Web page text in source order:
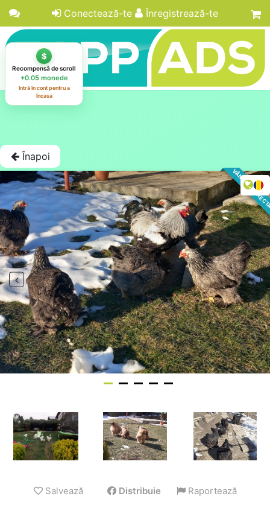
Conectează-te Înregistrează-te
Înapoi
VÂNZARE
Salvează Distribuie Raportează